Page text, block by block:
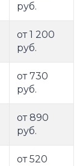
руб.
от 1 200
руб.
от 730
руб.
от 890
руб.
от 520